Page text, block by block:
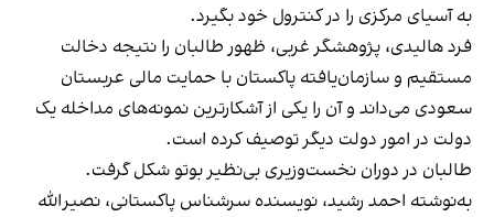
به آسیای مرکزی را در کنترول خود بگیرد.
فرد هالیدی، پژوهشگر غربی، ظهور طالبان را نتیجه دخالت
مستقیم و سازمان‌یافته پاکستان با حمایت مالی عربستان
سعودی می‌داند و آن را یکی از آشکارترین نمونه‌های مداخله یک
دولت در امور دولت دیگر توصیف کرده است.
طالبان در دوران نخست‌وزیری بی‌نظیر بوتو شکل گرفت.
به‌نوشته احمد رشید، نویسنده سرشناس پاکستانی، نصیرالله